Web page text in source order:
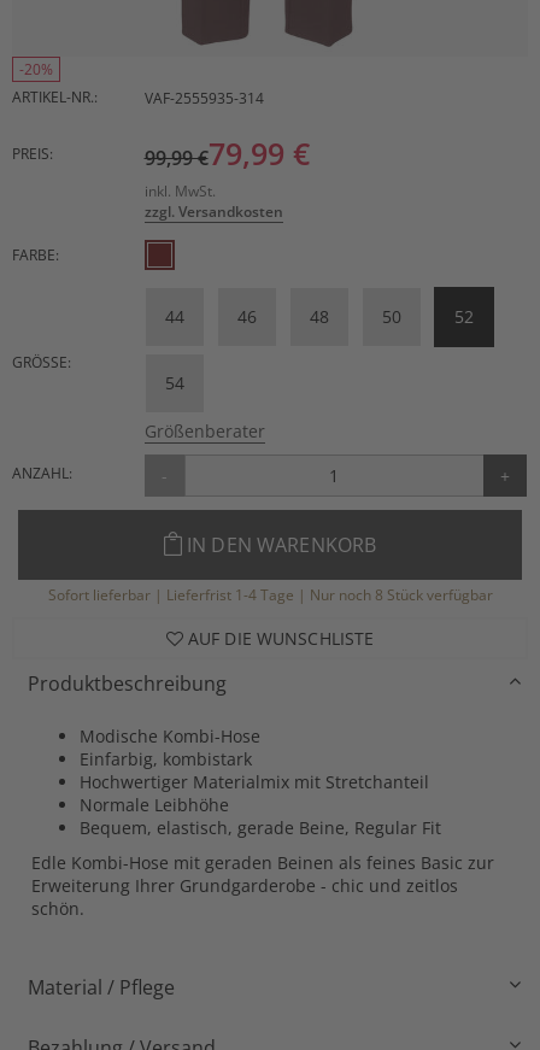
-20%
ARTIKEL-NR.:
VAF-2555935-314
PREIS: 99,99 €79,99 €
inkl. MwSt.
zzgl. Versandkosten
FARBE:
GRÖSSE:
44 46 48 50 52
54
Größenberater
ANZAHL: - +
IN DEN WARENKORB
Sofort lieferbar | Lieferfrist 1-4 Tage | Nur noch 8 Stück verfügbar
AUF DIE WUNSCHLISTE
Produktbeschreibung
Modische Kombi-Hose
Einfarbig, kombistark
Hochwertiger Materialmix mit Stretchanteil
Normale Leibhöhe
Bequem, elastisch, gerade Beine, Regular Fit
Edle Kombi-Hose mit geraden Beinen als feines Basic zur
Erweiterung Ihrer Grundgarderobe - chic und zeitlos
schön.
Material / Pflege